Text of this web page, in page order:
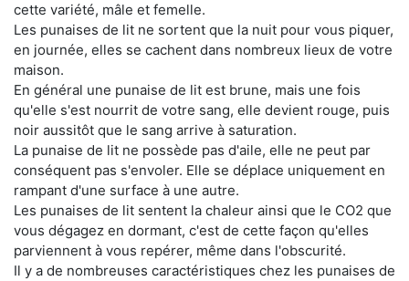
cette variété, mâle et femelle.
Les punaises de lit ne sortent que la nuit pour vous piquer,
en journée, elles se cachent dans nombreux lieux de votre
maison.
En général une punaise de lit est brune, mais une fois
qu'elle s'est nourrit de votre sang, elle devient rouge, puis
noir aussitôt que le sang arrive à saturation.
La punaise de lit ne possède pas d'aile, elle ne peut par
conséquent pas s'envoler. Elle se déplace uniquement en
rampant d'une surface à une autre.
Les punaises de lit sentent la chaleur ainsi que le CO2 que
vous dégagez en dormant, c'est de cette façon qu'elles
parviennent à vous repérer, même dans l'obscurité.
Il y a de nombreuses caractéristiques chez les punaises de